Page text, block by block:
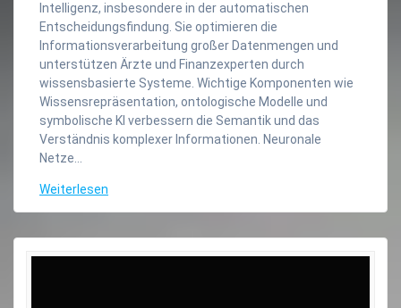
Intelligenz, insbesondere in der automatischen
Entscheidungsfindung. Sie optimieren die
Informationsverarbeitung großer Datenmengen und
unterstützen Ärzte und Finanzexperten durch
wissensbasierte Systeme. Wichtige Komponenten wie
Wissensrepräsentation, ontologische Modelle und
symbolische KI verbessern die Semantik und das
Verständnis komplexer Informationen. Neuronale
Netze…
Weiterlesen